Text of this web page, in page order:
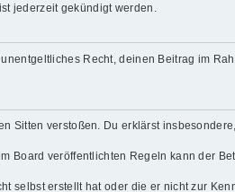
jederzeit gekündigt werden.
Recht, deinen Beitrag im
Sitten verstoßen. Du erklärst
Board veröffentlichten Regeln kann der
selbst erstellt hat oder die er nicht zur